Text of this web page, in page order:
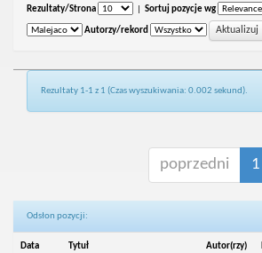
Rezultaty/Strona Sortuj pozycje wg
Autorzy/rekord
Rezultaty 1-1 z 1 (Czas wyszukiwania: 0.002 sekund).
poprzedni 1
Odsłon pozycji:
Data
Tytuł Autor(rzy)